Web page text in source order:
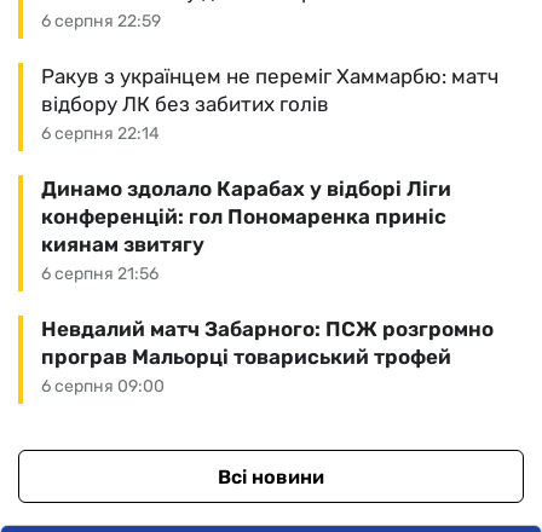
6 серпня 22:59
6 серпня 22:14
Ракув з українцем не переміг Хаммарбю: матч
відбору ЛК без забитих голів
6 серпня 21:56
Динамо здолало Карабах у відборі Ліги
конференцій: гол Пономаренка приніс
киянам звитягу
6 серпня 09:00
Невдалий матч Забарного: ПСЖ розгромно
програв Мальорці товариський трофей
Всі новини